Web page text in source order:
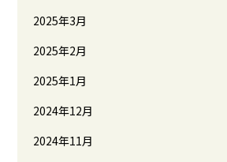
2025年3月
2025年2月
2025年1月
2024年12月
2024年11月